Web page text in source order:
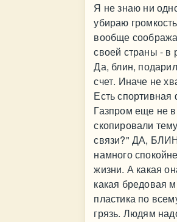
Я не знаю ни
убираю
вообще
своей страны - в
Да, блин,
счет. Иначе не
Есть
Газпром еще не
скопировали
связи?" ДА,
намного
жизни. А какая
какая бредовая
пластика по
грязь. Людям